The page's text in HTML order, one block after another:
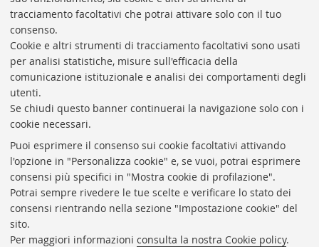
tracciamento facoltativi che potrai attivare solo con il tuo
consenso.
Cookie e altri strumenti di tracciamento facoltativi sono usati
per analisi statistiche, misure sull'efficacia della
comunicazione istituzionale e analisi dei comportamenti degli
utenti.
Se chiudi questo banner continuerai la navigazione solo con i
cookie necessari.
Puoi esprimere il consenso sui cookie facoltativi attivando
l'opzione in "Personalizza cookie" e, se vuoi, potrai esprimere
consensi più specifici in "Mostra cookie di profilazione".
Potrai sempre rivedere le tue scelte e verificare lo stato dei
consensi rientrando nella sezione "Impostazione cookie" del
sito.
Per maggiori informazioni consulta la nostra Cookie policy.
UNIVERSITARIA
Presidente: prof. Francesco Citti
Coordinatrice gestionale: Maria Pia Torricelli
Responsabile Amministrativo: Luigia Di Pumpo
Via Zamboni, 33/35 - 40126 Bologna (BO)
Tel. +39 051 2088306 - Fax +39 051 2088385
bub.info@unibo.it
bub.biblioteca@pec.unibo.it
Dove siamo
Orario dei servizi
Helpdesk